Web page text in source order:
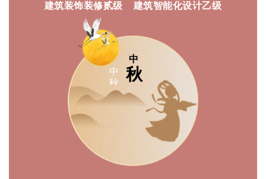
建筑装饰装修贰级 建筑智能化设计乙级
中
中
秋
秋